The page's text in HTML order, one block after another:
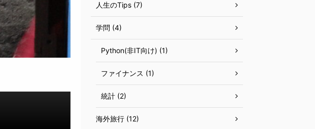
人生のTips (7)
学問 (4)
Python(非IT向け) (1)
ファイナンス (1)
統計 (2)
海外旅行 (12)